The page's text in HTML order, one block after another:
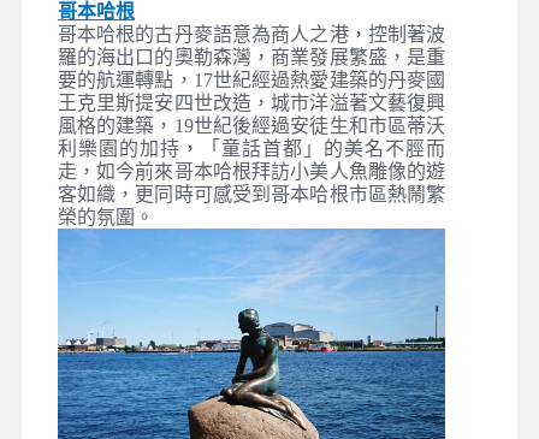
哥本哈根
哥本哈根的古丹麥語意為商人之港，控制著波
羅的海出口的奧勒森灣，商業發展繁盛，是重
要的航運轉點，17世紀經過熱愛建築的丹麥國
王克里斯提安四世改造，城市洋溢著文藝復興
風格的建築，19世紀後經過安徒生和市區蒂沃
利樂園的加持，「童話首都」的美名不脛而
走，如今前來哥本哈根拜訪小美人魚雕像的遊
客如織，更同時可感受到哥本哈根市區熱鬧繁
榮的氛圍。